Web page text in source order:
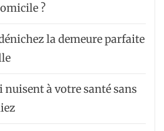
?
la demeure parfaite
nuisent à votre santé sans